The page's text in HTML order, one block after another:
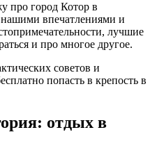
впечатлениями и
лучшие
и про многое другое.
советов и
попасть в крепость в
отдых в